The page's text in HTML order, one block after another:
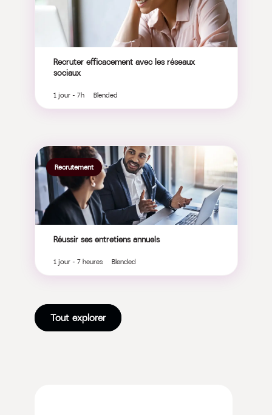
Recruter efficacement avec les réseaux
sociaux
1 jour - 7h Blended
Recrutement
Réussir ses entretiens annuels
1 jour - 7 heures Blended
Tout explorer